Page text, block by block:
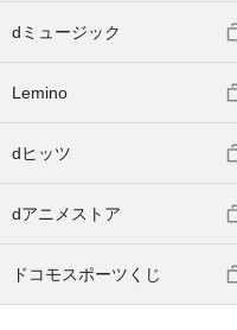
dミュージック
Lemino
dヒッツ
dアニメストア
ドコモスポーツくじ